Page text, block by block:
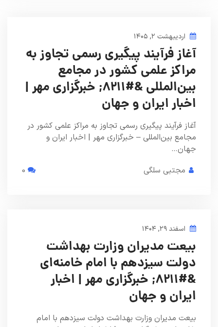
اردیبهشت ۲, ۱۴۰۵
آغاز فرآیند پیگیری رسمی تجاوز به
مراکز علمی کشور در مجامع
بین‌المللی &#۸۲۱۱; خبرگزاری مهر |
اخبار ایران و جهان
آغاز فرآیند پیگیری رسمی تجاوز به مراکز علمی کشور در
مجامع بین‌المللی – خبرگزاری مهر | اخبار ایران و
جهان…
مجتبی سلگی
اسفند ۲۹, ۱۴۰۴
بیعت‌ مدیران وزارت بهداشت
دولت سیزدهم با امام خامنه‌ای
&#۸۲۱۱; خبرگزاری مهر | اخبار
ایران و جهان
بیعت‌ مدیران وزارت بهداشت دولت سیزدهم با امام